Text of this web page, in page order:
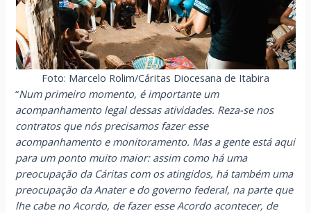
Foto: Marcelo Rolim/Cáritas Diocesana de Itabira
“Num primeiro momento, é importante um
acompanhamento legal dessas atividades. Reza-se nos
contratos que nós precisamos fazer esse
acompanhamento e monitoramento. Mas a gente está aqui
para um ponto muito maior: assim como há uma
preocupação da Cáritas com os atingidos, há também uma
preocupação da Anater e do governo federal, na parte que
lhe cabe no Acordo, de fazer esse Acordo acontecer, de